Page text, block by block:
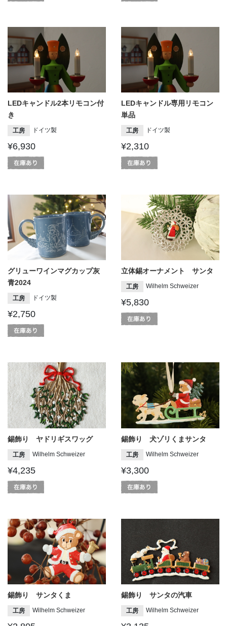
LEDキャンドル2本リモコン付
き
工房 ドイツ製
¥6,930
LEDキャンドル専用リモコン
単品
工房 ドイツ製
¥2,310
グリューワインマグカップ灰
青2024
工房 ドイツ製
¥2,750
立体錫オーナメント サンタ
工房 Wilhelm Schweizer
¥5,830
錫飾り ヤドリギスワッグ
工房 Wilhelm Schweizer
¥4,235
錫飾り 犬ゾリくまサンタ
工房 Wilhelm Schweizer
¥3,300
錫飾り サンタくま
工房 Wilhelm Schweizer
錫飾り サンタの汽車
工房 Wilhelm Schweizer